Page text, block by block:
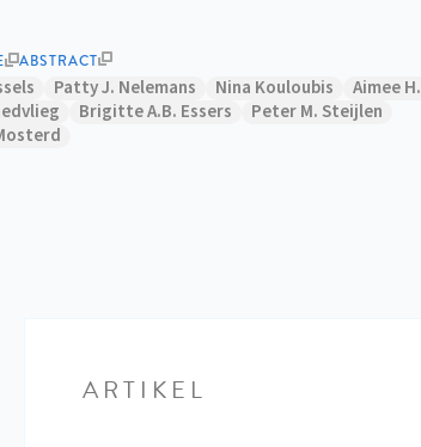
ABSTRACT
Patty J. Nelemans Nina Kouloubis
Aimee
Brigitte A.B. Essers
Peter M. Steijlen
ARTIKEL